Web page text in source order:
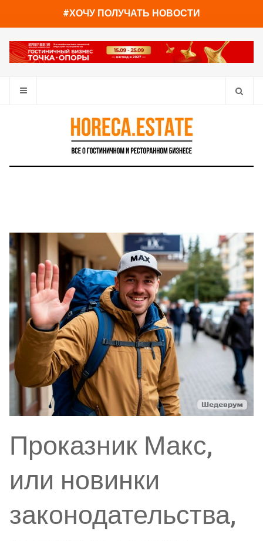
#ХОЧУ ПОЛУЧАТЬ НОВОСТИ
Проказник Макс,
или новинки
законодательства,